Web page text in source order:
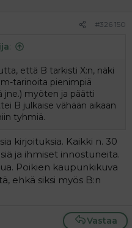
#326 150
:
että B tarkisti X:n, näki
tarinoita pienimpiä
jne.) myöten ja päätti
B julkaise vähään aikaan
tyhmiä.
kirjoituksia. Kaikki n. 30
ja ihmiset innostuneita.
Poikien kaupunkikuva
ehkä siksi myös B:n
Vastaa